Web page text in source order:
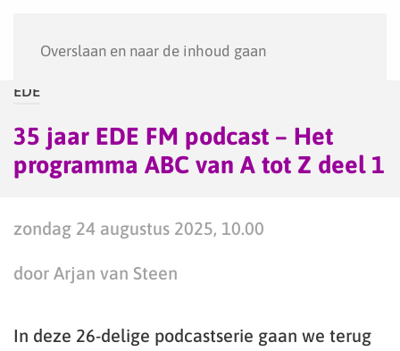
Overslaan en naar de inhoud gaan
EDE
35 jaar EDE FM podcast – Het
programma ABC van A tot Z deel 1
zondag 24 augustus 2025, 10.00
door Arjan van Steen
In deze 26-delige podcastserie gaan we terug